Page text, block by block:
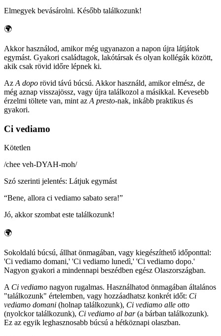
Elmegyek bevásárolni. Később találkozunk!
🌍
Akkor használod, amikor még ugyanazon a napon újra látjátok
egymást. Gyakori családtagok, lakótársak és olyan kollégák között,
akik csak rövid időre lépnek ki.
Az A dopo rövid távú búcsú. Akkor használd, amikor elmész, de
még aznap visszajössz, vagy újra találkozol a másikkal. Kevesebb
érzelmi töltete van, mint az A presto-nak, inkább praktikus és
gyakori.
Ci vediamo
Kötetlen
/chee veh-DYAH-moh/
Szó szerinti jelentés: Látjuk egymást
“Bene, allora ci vediamo sabato sera!”
Jó, akkor szombat este találkozunk!
🌍
Sokoldalú búcsú, állhat önmagában, vagy kiegészíthető időponttal:
'Ci vediamo domani,' 'Ci vediamo lunedì,' 'Ci vediamo dopo.'
Nagyon gyakori a mindennapi beszédben egész Olaszországban.
A Ci vediamo nagyon rugalmas. Használhatod önmagában általános
"találkozunk" értelemben, vagy hozzáadhatsz konkrét időt: Ci
vediamo domani (holnap találkozunk), Ci vediamo alle otto
(nyolckor találkozunk), Ci vediamo al bar(a bárban találkozunk).
Ez az egyik leghasznosabb búcsú a hétköznapi olaszban.